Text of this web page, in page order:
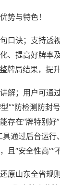
势与特色！
口诀；支持透
、提高好牌率
牌局结果，提升
解；用户可通
”“防检测防封
存在“牌特别好
具通过后台运行
且“安全性高”“
原山东全省规